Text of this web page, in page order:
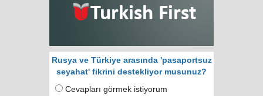
Rusya ve Türkiye arasında 'pasaportsuz
seyahat' fikrini destekliyor musunuz?
Cevapları görmek istiyorum